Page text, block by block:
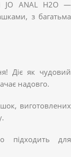
JO ANAL H2O —
з багатьма
Діє як чудовий
надовго.
виготовлених
підходить для